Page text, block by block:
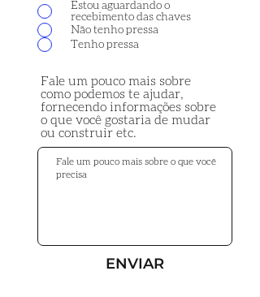
Estou aguardando o
recebimento das chaves
Não tenho pressa
Tenho pressa
Fale um pouco mais sobre
como podemos te ajudar,
fornecendo informações sobre
o que você gostaria de mudar
ou construir etc.
ENVIAR